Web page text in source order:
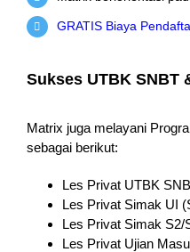
GRATIS Biaya
Sukses UTBK SNBT
Matrix juga melayani
sebagai berikut:
Les Privat UTBK
Les Privat Simak UI
Les Privat Simak S2/
Les Privat Ujian